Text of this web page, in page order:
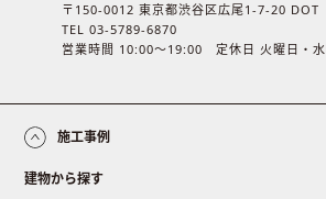
〒150-0012 東京都渋谷区広尾1-7-20 DOT
TEL 03-5789-6870
営業時間 10:00〜19:00 定休日 火曜日・水
施工事例
建物から探す